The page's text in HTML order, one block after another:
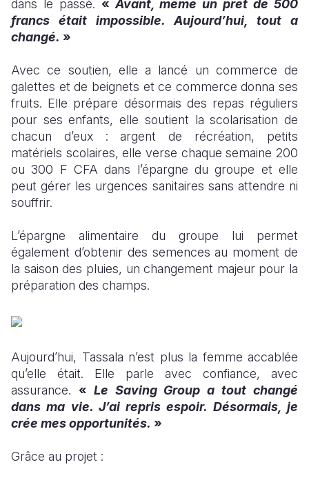
dans le passé. « Avant, même un prêt de 500
francs était impossible. Aujourd’hui, tout a
changé. »
Avec ce soutien, elle a lancé un commerce de
galettes et de beignets et ce commerce donna ses
fruits. Elle prépare désormais des repas réguliers
pour ses enfants, elle soutient la scolarisation de
chacun d’eux : argent de récréation, petits
matériels scolaires, elle verse chaque semaine 200
ou 300 F CFA dans l’épargne du groupe et elle
peut gérer les urgences sanitaires sans attendre ni
souffrir.
L’épargne alimentaire du groupe lui permet
également d’obtenir des semences au moment de
la saison des pluies, un changement majeur pour la
préparation des champs.
Aujourd’hui, Tassala n’est plus la femme accablée
qu’elle était. Elle parle avec confiance, avec
assurance. « Le Saving Group a tout changé
dans ma vie. J’ai repris espoir. Désormais, je
crée mes opportunités. »
Grâce au projet :